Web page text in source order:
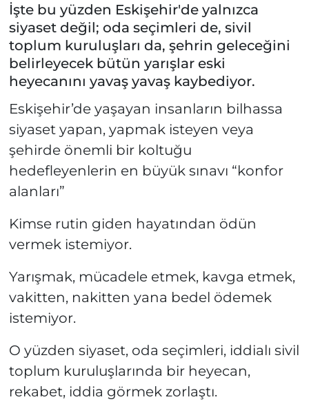
İşte bu yüzden Eskişehir'de yalnızca
siyaset değil; oda seçimleri de, sivil
toplum kuruluşları da, şehrin geleceğini
belirleyecek bütün yarışlar eski
heyecanını yavaş yavaş kaybediyor.
Eskişehir’de yaşayan insanların bilhassa
siyaset yapan, yapmak isteyen veya
şehirde önemli bir koltuğu
hedefleyenlerin en büyük sınavı “konfor
alanları”
Kimse rutin giden hayatından ödün
vermek istemiyor.
Yarışmak, mücadele etmek, kavga etmek,
vakitten, nakitten yana bedel ödemek
istemiyor.
O yüzden siyaset, oda seçimleri, iddialı sivil
toplum kuruluşlarında bir heyecan,
rekabet, iddia görmek zorlaştı.